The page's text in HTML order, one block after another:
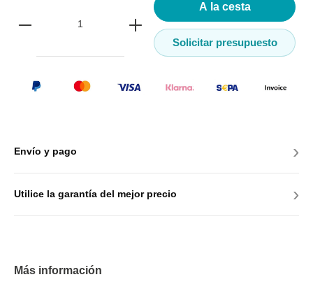
A la cesta
Solicitar presupuesto
Envío y pago ›
Utilice la garantía del mejor precio ›
Más información